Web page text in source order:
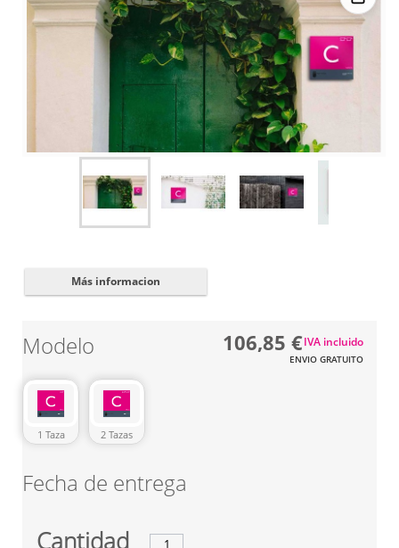
Cómo
poner el
texto en
Cómo cambiar
de color el texto
Cerrar
Más informacion
Modelo
1 Taza 2 Tazas
Fecha de entrega
Cantidad
106,85 €
ENVIO GRATUITO
IVA incluido